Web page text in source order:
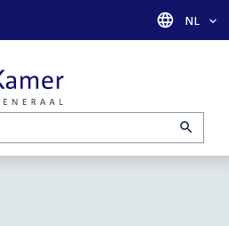
Taal
NL